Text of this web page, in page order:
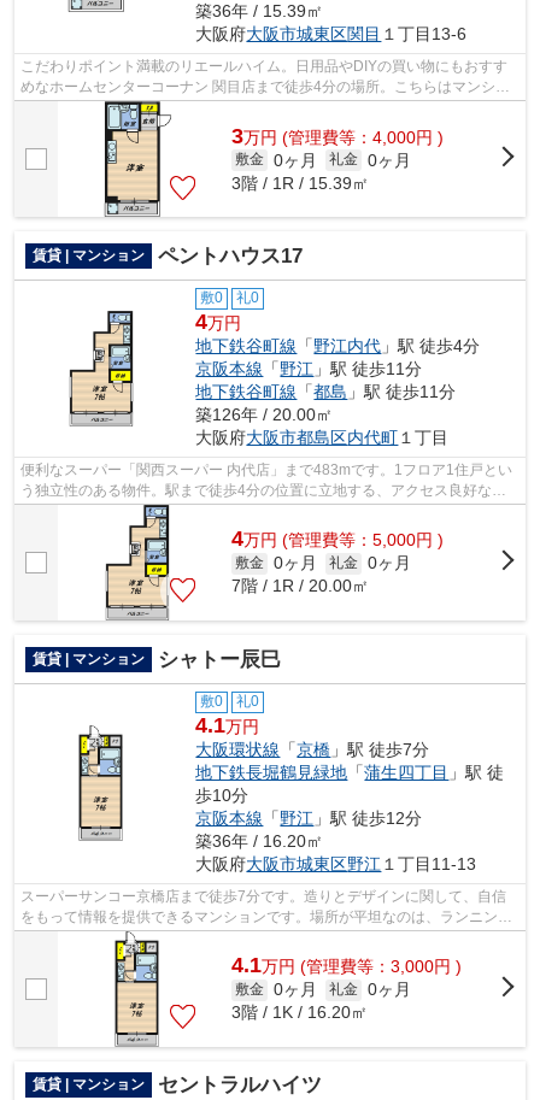
築36年 / 15.39㎡
大阪府大阪市城東区関目 １丁目13-6
こだわりポイント満載のリエールハイム。日用品やDIYの買い物にもおすす
めなホームセンターコーナン 関目店まで徒歩4分の場所。こちらはマンショ
ンタイプになります。風通しが良く、湿...
3万円 (管理費等：4,000円 )
敷金 0ヶ月 礼金 0ヶ月
3階 / 1R / 15.39㎡
賃貸 | マンション ペントハウス17
敷0 礼0
4万円
地下鉄谷町線 「野江内代 」駅 徒歩4分
京阪本線 「野江 」駅 徒歩11分
地下鉄谷町線 「都島 」駅 徒歩11分
築126年 / 20.00㎡
大阪府大阪市都島区内代町 １丁目
便利なスーパー「関西スーパー 内代店」まで483mです。1フロア1住戸とい
う独立性のある物件。駅まで徒歩4分の位置に立地する、アクセス良好な物
件です。場所が平坦なのは、ランニング...
4万円 (管理費等：5,000円 )
敷金 0ヶ月 礼金 0ヶ月
7階 / 1R / 20.00㎡
賃貸 | マンション シャトー辰巳
敷0 礼0
4.1万円
大阪環状線 「京橋 」駅 徒歩7分
地下鉄長堀鶴見緑地 「蒲生四丁目 」駅 徒
歩10分
京阪本線 「野江 」駅 徒歩12分
築36年 / 16.20㎡
大阪府大阪市城東区野江 １丁目11-13
スーパーサンコー京橋店まで徒歩7分です。造りとデザインに関して、自信
をもって情報を提供できるマンションです。場所が平坦なのは、ランニング
をする上で抑えたいポイントですね。高...
4.1万円 (管理費等：3,000円 )
敷金 0ヶ月 礼金 0ヶ月
3階 / 1K / 16.20㎡
賃貸 | マンション セントラルハイツ